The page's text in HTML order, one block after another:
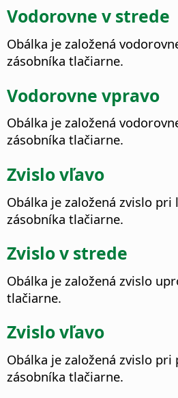
Vodorovne v strede
Obálka je založená
zásobníka tlačiarne.
Vodorovne vpravo
Obálka je založená
zásobníka tlačiarne.
Zvislo vľavo
Obálka je založená zvislo pri
zásobníka tlačiarne.
Zvislo v strede
Obálka je založená zvislo
tlačiarne.
Zvislo vľavo
Obálka je založená zvislo
zásobníka tlačiarne.